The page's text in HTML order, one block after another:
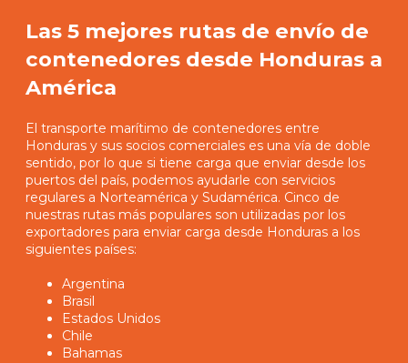
Las 5 mejores rutas de envío de
contenedores desde Honduras a
América
El transporte marítimo de contenedores entre
Honduras y sus socios comerciales es una vía de doble
sentido, por lo que si tiene carga que enviar desde los
puertos del país, podemos ayudarle con servicios
regulares a Norteamérica y Sudamérica. Cinco de
nuestras rutas más populares son utilizadas por los
exportadores para enviar carga desde Honduras a los
siguientes países:
Argentina
Brasil
Estados Unidos
Chile
Bahamas